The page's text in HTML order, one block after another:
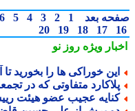
بعد 1
2
3
4
5
6
7
17
18
19
20
ویژهروز نو
خوراکی ها را بخورید تا
متفاوتی که در
عجیب عضو هیئت رییسه